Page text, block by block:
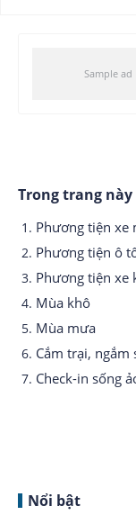
Trong trang này
Phương tiện xe
Phương tiện ô
Phương tiện xe
Mùa khô
Mùa mưa
Cắm trại, ngắm
Check-in sống
Nổi bật